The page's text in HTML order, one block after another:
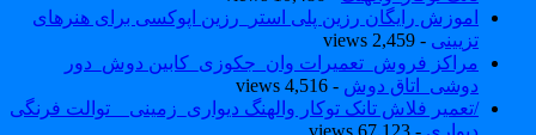
اموزش رایگان رزین پلی استر_رزین اپوکسی برای هنرهای
تزیینی- 2,459 views
مراکز فروش_تعمیرات وان_جکوزی_کابین دوش_دور
دوشی_اتاق دوش- 4,516 views
/تعمیر فلاش تانک توکار والهنگ دیواری_زمینی _ توالت فرنگی
دیواری - 67,123 views